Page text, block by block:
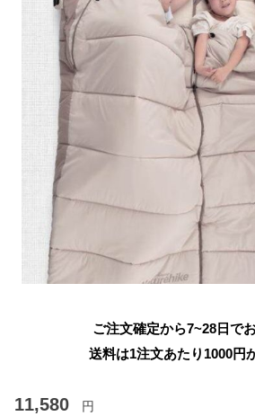
ご注文確定から7~28日で
送料は1注文あたり 1000円
11,580 円